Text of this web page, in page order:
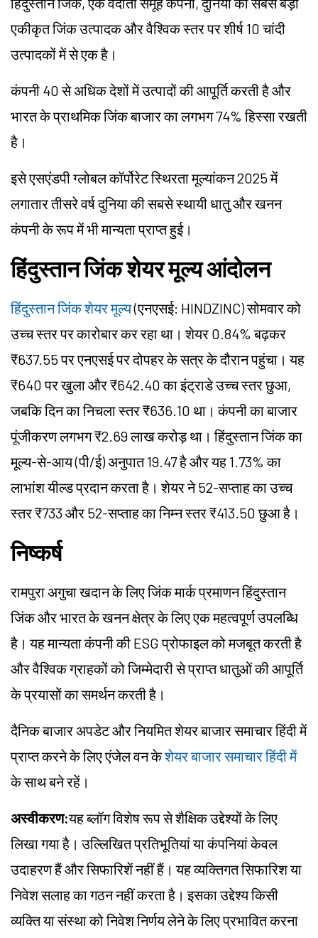
एकीकृत जिंक उत्पादक और वैश्विक स्तर पर शीर्ष 10 चांदी
उत्पादकों में से एक है।
कंपनी 40 से अधिक देशों में उत्पादों की आपूर्ति करती है और
भारत के प्राथमिक जिंक बाजार का लगभग 74% हिस्सा रखती
है।
इसे एसएंडपी ग्लोबल कॉर्पोरेट स्थिरता मूल्यांकन 2025 में
लगातार तीसरे वर्ष दुनिया की सबसे स्थायी धातु और खनन
कंपनी के रूप में भी मान्यता प्राप्त हुई।
हिंदुस्तान जिंक शेयर मूल्य आंदोलन
हिंदुस्तान जिंक शेयर मूल्य(एनएसई: HINDZINC) सोमवार को
उच्च स्तर पर कारोबार कर रहा था। शेयर 0.84% बढ़कर
₹637.55 पर एनएसई पर दोपहर के सत्र के दौरान पहुंचा। यह
₹640 पर खुला और ₹642.40 का इंट्राडे उच्च स्तर छुआ,
जबकि दिन का निचला स्तर ₹636.10 था। कंपनी का बाजार
पूंजीकरण लगभग ₹2.69 लाख करोड़ था। हिंदुस्तान जिंक का
मूल्य-से-आय (पी/ई) अनुपात 19.47 है और यह 1.73% का
लाभांश यील्ड प्रदान करता है। शेयर ने 52-सप्ताह का उच्च
स्तर ₹733 और 52-सप्ताह का निम्न स्तर ₹413.50 छुआ है।
निष्कर्ष
रामपुरा अगुचा खदान के लिए जिंक मार्क प्रमाणन हिंदुस्तान
जिंक और भारत के खनन क्षेत्र के लिए एक महत्वपूर्ण उपलब्धि
है। यह मान्यता कंपनी की ESG प्रोफाइल को मजबूत करती है
और वैश्विक ग्राहकों को जिम्मेदारी से प्राप्त धातुओं की आपूर्ति
के प्रयासों का समर्थन करती है।
दैनिक बाजार अपडेट और नियमित शेयर बाजार समाचार हिंदी में
प्राप्त करने के लिए एंजेल वन केशेयर बाजार समाचार हिंदी में
के साथ बने रहें।
अस्वीकरण:यह ब्लॉग विशेष रूप से शैक्षिक उद्देश्यों के लिए
लिखा गया है। उल्लिखित प्रतिभूतियां या कंपनियां केवल
उदाहरण हैं और सिफारिशें नहीं हैं। यह व्यक्तिगत सिफारिश या
निवेश सलाह का गठन नहीं करता है। इसका उद्देश्य किसी
व्यक्ति या संस्था को निवेश निर्णय लेने के लिए प्रभावित करना